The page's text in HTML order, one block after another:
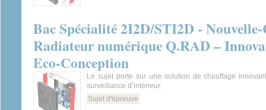
Bac Spécialité 2I2D/STI2D - Nouvelle-
Radiateur numérique Q.RAD –
Eco-Conception
Le sujet porte sur une solution de chauffage
surveillance d’intérieur.
Sujet d'épreuve